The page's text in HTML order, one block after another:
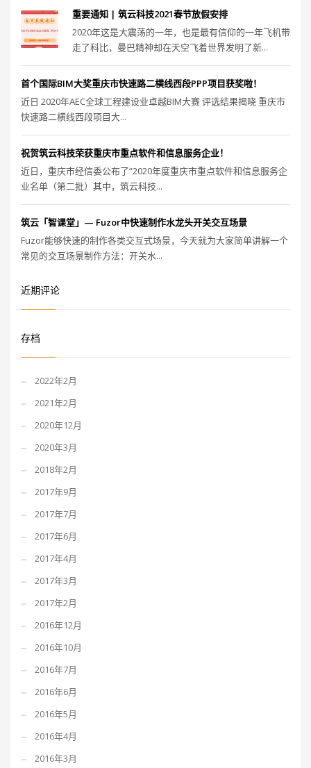
重要通知 | 筑云科技2021春节放假安排
2020年这是大震荡的一年，也是最有信仰的一年飞机带
走了科比，曼巴精神却在天空飞着世界发明了新...
首个国际BIM大奖重庆市快速路二横线西段PPP项目获奖啦！
近日 2020年AEC全球工程建设业卓越BIM大赛 评选结果揭晓 重庆市
快速路二横线西段项目大...
祝贺筑云科技荣获重庆市重点软件和信息服务企业！
近日，重庆市经信委公布了“2020年度重庆市重点软件和信息服务企
业名单（第二批）其中，筑云科技...
筑云「智课堂」— Fuzor中快速制作水龙头开关交互场景
Fuzor能够快速的制作各类交互式场景，今天就为大家简单讲解一个
常见的交互场景制作方法：开关水...
近期评论
存档
2022年2月
2021年2月
2020年12月
2020年3月
2018年2月
2017年9月
2017年7月
2017年6月
2017年4月
2017年3月
2017年2月
2016年12月
2016年10月
2016年7月
2016年6月
2016年5月
2016年4月
2016年3月